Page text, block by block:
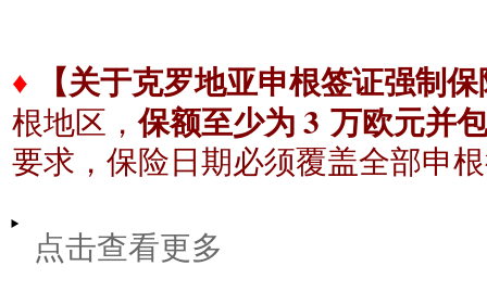
♦ 【关于克罗地亚申根签证强制
根地区，保额至少为 3 万欧元并
要求，保险日期必须覆盖全部申
点击查看更多